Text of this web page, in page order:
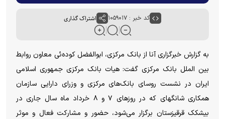
کد خبر : ۱۰۵۹۰۱۷ اشتراک گذاری
به گزارش خبرگزاری آنا از بانک مرکزی، ابوالفضل کوده‌ئی معاون روابط
بین الملل بانک مرکزی گفت: هیات بانک مرکزی جمهوری اسلامی
ایران در نشست روسای بانک‌های مرکزی و وزرای دارایی سازمان
همکاری شانگهای که در روز‌های ۷ و ۸ خرداد ماه سال جاری در
بیشکک قرقیزستان برگزار می‌شود، حضور و مشارکت فعال و موثر